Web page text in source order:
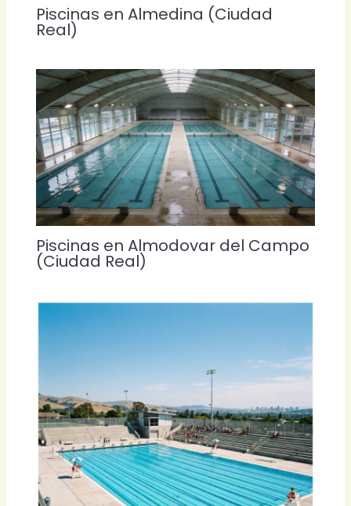
Piscinas en Almedina (Ciudad
Real)
Piscinas en Almodovar del Campo
(Ciudad Real)